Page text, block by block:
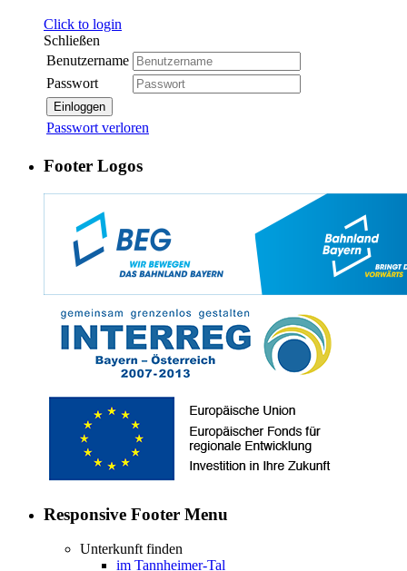
Click to login
Schließen
Benutzername
Passwort
Einloggen
Passwort verloren
Footer Logos
Responsive Footer Menu
Unterkunft finden
im Tannheimer-Tal